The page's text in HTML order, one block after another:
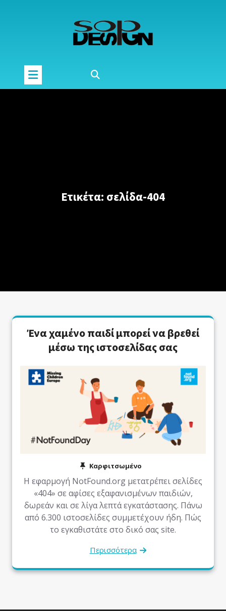
Ετικέτα: σελίδα-404
Ένα χαμένο παιδί μπορεί να βρεθεί
μέσω της ιστοσελίδας σας
Καρφιτσωμένο
Η εφαρμογή NotFound.org μετατρέπει σελίδες
«404» σε αφίσες εξαφανισμένων παιδιών,
δωρεάν και σε λίγα λεπτά εγκατάστασης. Πάνω
από 6.300 ιστοσελίδες συμμετέχουν ήδη. Πώς
το εγκαθιστάτε στο δικό σας site.
Περισσότερα